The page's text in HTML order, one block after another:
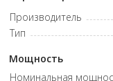
Подключение
совместимая
минимальной
Производитель
Тип
Мощность
Номинальная